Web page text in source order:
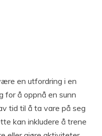
en utfordring i en
for å oppnå en sunn
tid til å ta vare på seg
kan inkludere å trene